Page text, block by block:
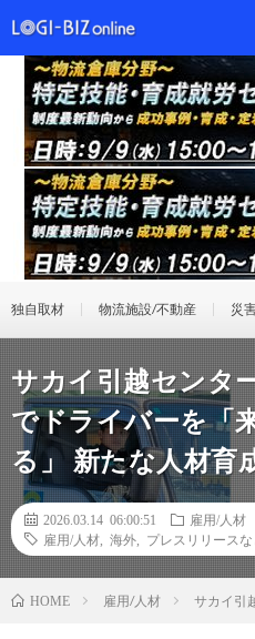
独自取材 物流施設/不動産 災
サカイ引越センタ
でドライバーを「
る」 新たな人材育
2026.03.14 06:00:51
雇用/人材
雇用/人材
海外 プレスリリースな
HOME 雇用/人材 サカイ引